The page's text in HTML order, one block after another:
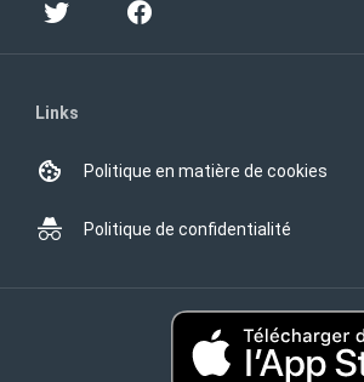
Links
Politique en matière de cookies
Politique de confidentialité